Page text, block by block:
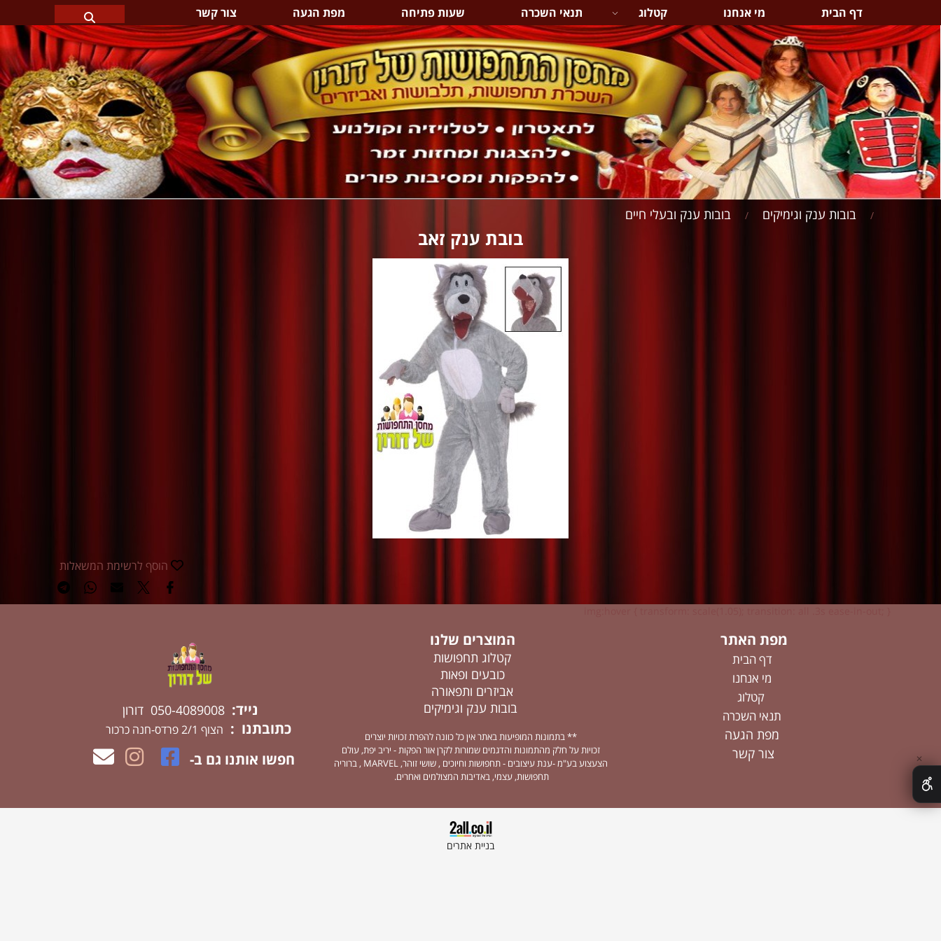
דף הבית מי אנחנו קטלוג תנאי השכרה שעות פתיחה מפת הגעה צור קשר
/ בובות ענק וגימיקים / בובות ענק ובעלי חיים
בובת ענק זאב
הוסף לרשימת המשאלות
מפת האתר
דף הבית
מי אנחנו
קטלוג
תנאי השכרה
מפת הגעה
צור קשר
המוצרים שלנו
קטלוג תחפושות
כובעים ופאות
אביזרים ותפאורה
בובות ענק וגימיקים
** בתמונות המופיעות באתר אין כל כוונה להפרת זכויות יוצרים
זכויות על חלק מהתמונות והדגמים שמורות לקרן אור הפקות - יריב יפת, עולם
הצעצוע בע"מ -ענת עיצובים - תחפושות וחיוכים , שושי זוהר, MARVEL , ברוריה
תחפושות, עצמי, באדיבות המצולמים ואחרים.
נייד: 050-4089008 דורון
כתובתנו : הצוף 2/1 פרדס-חנה כרכור
חפשו אותנו גם ב-
בניית אתרים
✕